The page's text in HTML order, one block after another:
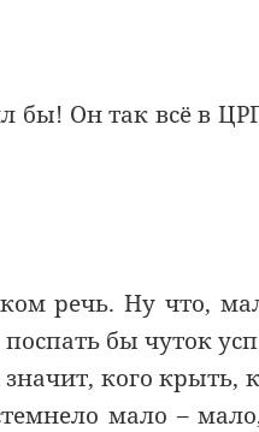
бы! Он так всё в
речь. Ну что,
бы чуток
кого крыть,
мало –